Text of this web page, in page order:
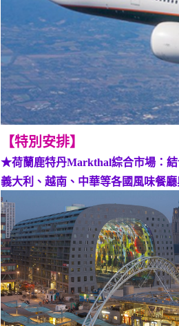
【特別安排】
★荷蘭鹿特丹Markthal綜合市場：
義大利、越南、中華等各國風味餐